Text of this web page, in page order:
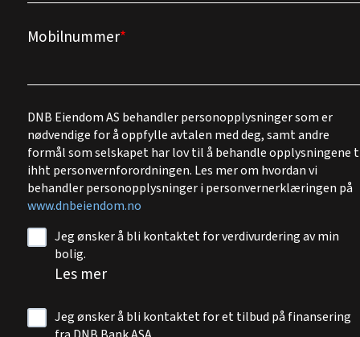
Mobilnummer
DNB Eiendom AS behandler personopplysninger som er
nødvendige for å oppfylle avtalen med deg, samt andre
formål som selskapet har lov til å behandle opplysningene
ihht personvernforordningen. Les mer om hvordan vi
behandler personopplysninger i personvernerklæringen på
www.dnbeiendom.no
Jeg ønsker å bli kontaktet for verdivurdering av min
bolig.
Les mer
Jeg ønsker å bli kontaktet for et tilbud på finansering